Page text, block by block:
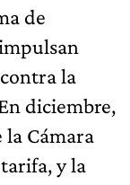
de
contra la
diciembre,
Cámara
y la